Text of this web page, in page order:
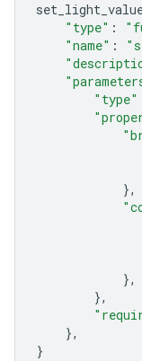
"type" :
"name" :
"type"
},
},
},
},
}